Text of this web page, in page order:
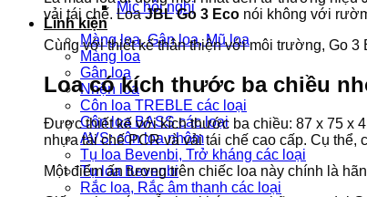
Mic hội nghị
Linh kiện
Màng loa, Gân loa, Mũ loa
Màng loa
Gân loa
Nhện loa
Côn loa TREBLE các loại
Côn loa BASS các loại
AVS: côn loa nhôm
Tụ loa Bevenbi, Trở kháng các loại
Tụ loa Bevenbi
Rắc loa, Rắc âm thanh các loại
vải tái chế. LoaJBL Go 3 Eco nói không với
Cùng với thiết kế thân thiện với môi trường, Go
Loa có kích thước ba chiều
Được thiết kế với kích thước ba chiều: 87 x 75 x
nhựa tái chế PCR và vải tái chế cao cấp. Cụ
Một điểm ấn tượng trên chiếc loa này chính là